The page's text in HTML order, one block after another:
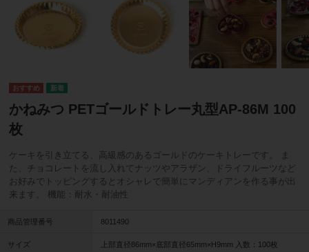
かねみつ PETゴールドトレー丸型AP-86M 100
枚
ケーキを引き立てる、高級感のあるゴールドのケーキトレーです。 ま
た、チョコレートを流し入れてナッツやアラザン、ドライフルーツなど
お好みでトッピングするとオシャレで簡単にマンディアンを作る事が出
来ます。 機能：耐水・耐油性
商品管理番号 8011490
サイズ 上部直径86mm×底部直径65mm×H9mm 入数：100枚